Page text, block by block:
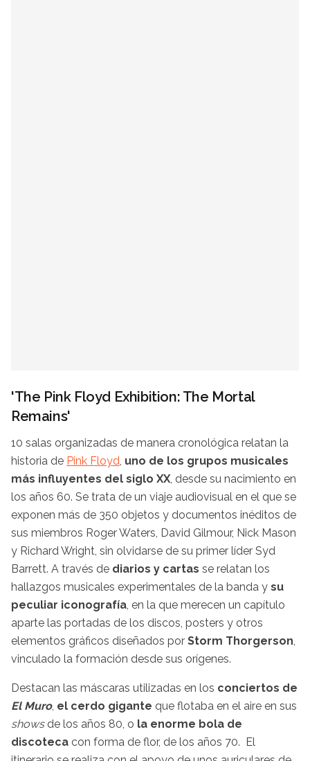
'The Pink Floyd Exhibition: The Mortal
Remains'
10 salas organizadas de manera cronológica relatan la
historia de Pink Floyd, uno de los grupos musicales
más influyentes del siglo XX, desde su nacimiento en
los años 60. Se trata de un viaje audiovisual en el que se
exponen más de 350 objetos y documentos inéditos de
sus miembros Roger Waters, David Gilmour, Nick Mason
y Richard Wright, sin olvidarse de su primer líder Syd
Barrett. A través de diarios y cartas se relatan los
hallazgos musicales experimentales de la banda y su
peculiar iconografía, en la que merecen un capítulo
aparte las portadas de los discos, posters y otros
elementos gráficos diseñados por Storm Thorgerson,
vinculado la formación desde sus orígenes.
Destacan las máscaras utilizadas en los conciertos de
El Muro, el cerdo gigante que flotaba en el aire en sus
showsde los años 80, o la enorme bola de
discoteca con forma de flor, de los años 70. El